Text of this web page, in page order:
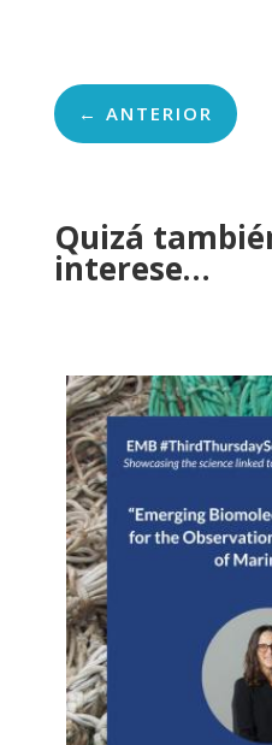
← ANTERIOR
Quizá
interese…